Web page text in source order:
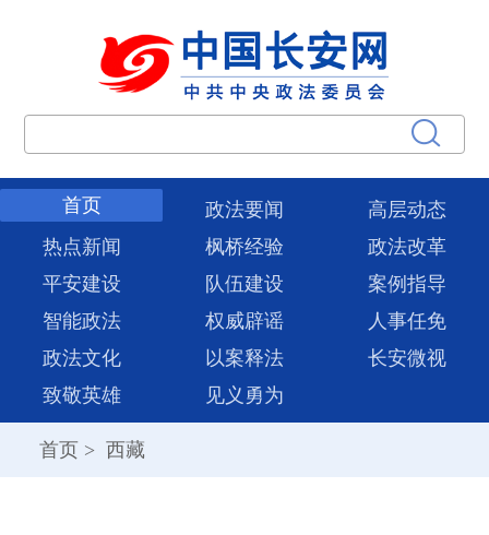
首页 政法要闻
高层动态
热点新闻
枫桥经验
政法改革
平安建设
队伍建设
案例指导
智能政法
权威辟谣
人事任免
政法文化
以案释法
长安微视
致敬英雄
见义勇为
首页 > 西藏